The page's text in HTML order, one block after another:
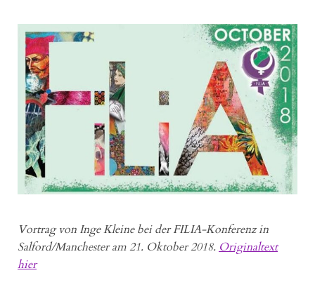
Vortrag von Inge Kleine bei der FILIA-Konferenz in
Salford/Manchester am 21. Oktober 2018. Originaltext
hier